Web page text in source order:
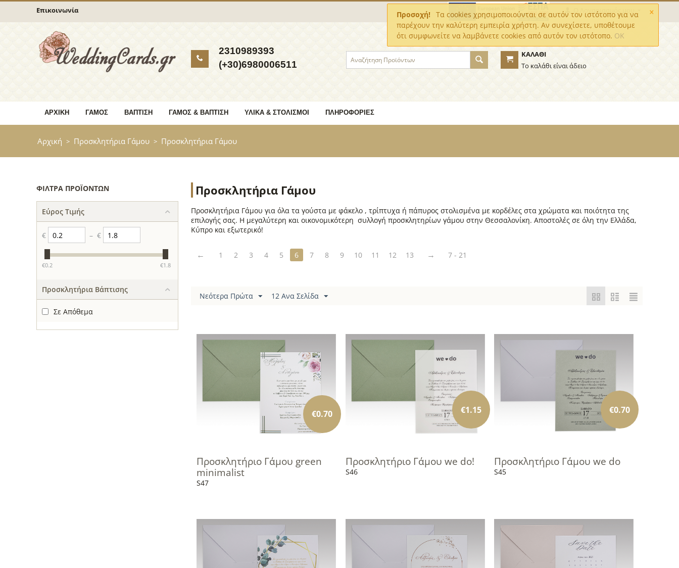
×
Προσοχή!
Τα cookies χρησιμοποιούνται σε αυτόν τον ιστότοπο για να
παρέχουν την καλύτερη εμπειρία χρήστη. Αν συνεχίσετε, υποθέτουμε
ότι συμφωνείτε να λαμβάνετε cookies από αυτόν τον ιστότοπο. OK
Επικοινωνία Ο Λογαριασμός μου
2310989393
(+30)6980006511
ΚΑΛΆΘΙ
Το καλάθι είναι άδειο
ΑΡΧΙΚΉ ΓΆΜΟΣ ΒΆΠΤΙΣΗ ΓΆΜΟΣ & ΒΆΠΤΙΣΗ ΥΛΙΚΆ & ΣΤΟΛΙΣΜΟΊ ΠΛΗΡΟΦΟΡΊΕΣ
Αρχική > Προσκλητήρια Γάμου > Προσκλητήρια Γάμου
ΦΊΛΤΡΑ ΠΡΟΪΌΝΤΩΝ
Εύρος Τιμής
€ – €
‎€0.2 ‎€1.8
Προσκλητήρια Βάπτισης
Σε Απόθεμα
Προσκλητήρια Γάμου
Προσκλητήρια Γάμου για όλα τα γούστα με φάκελο , τρίπτυχα ή πάπυρος στολισμένα με κορδέλες στα χρώματα και ποιότητα της
επιλογής σας. Η μεγαλύτερη και οικονομικότερη συλλογή προσκλητηρίων γάμου στην Θεσσαλονίκη. Αποστολές σε όλη την Ελλάδα,
Κύπρο και εξωτερικό!
1 2 3 4 5 6 7 8 9 10 11 12 13 7 - 21
Νεότερα Πρώτα 12 Ανα Σελίδα
Προσκλητήριο Γάμου green
minimalist
S47
€0.70
Προσκλητήριο Γάμου we do!
S46
€1.15
Προσκλητήριο Γάμου we do
S45
€0.70